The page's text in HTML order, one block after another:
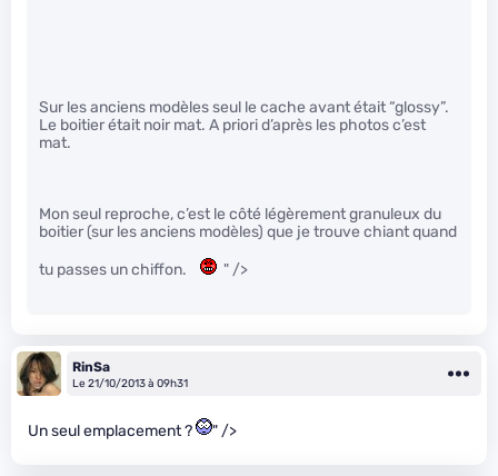
Sur les anciens modèles seul le cache avant était “glossy”.
Le boitier était noir mat. A priori d’après les photos c’est
mat.
Mon seul reproche, c’est le côté légèrement granuleux du
boitier (sur les anciens modèles) que je trouve chiant quand
tu passes un chiffon.
" />
RinSa
Le 21/10/2013 à 09h31
Un seul emplacement ? " />